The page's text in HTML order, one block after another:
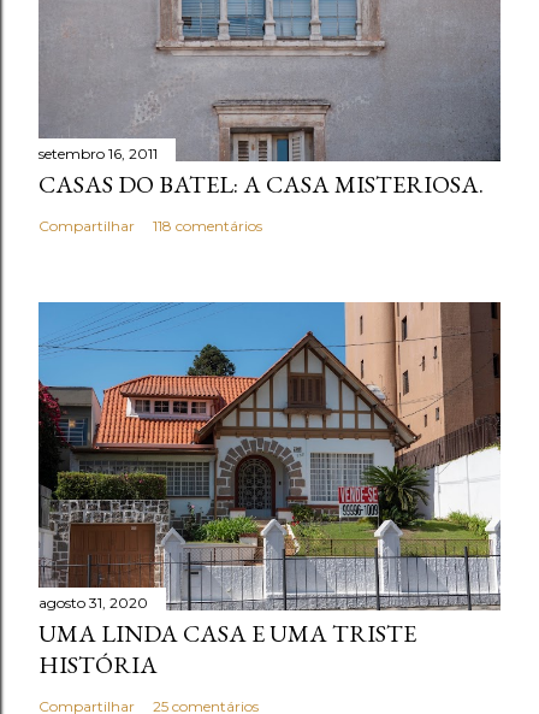
t
á
r
i
setembro 16, 2011
CASAS DO BATEL: A CASA MISTERIOSA.
Compartilhar 118 comentários
agosto 31, 2020
UMA LINDA CASA E UMA TRISTE
HISTÓRIA
Compartilhar 25 comentários